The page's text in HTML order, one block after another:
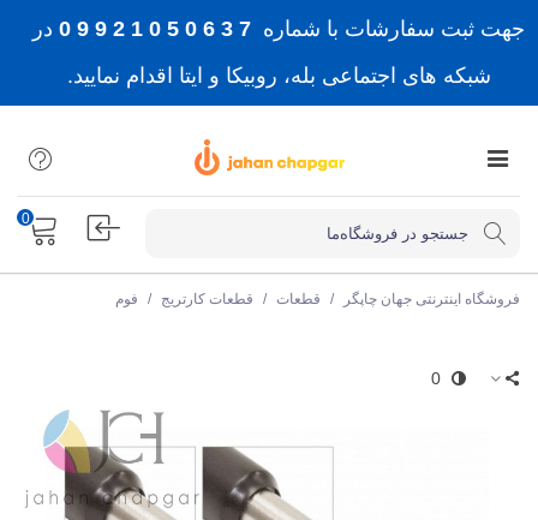
جهت ثبت سفارشات با شماره 7 3 6 0 5 0 1 2 9 9 0
در
شبکه های اجتماعی بله، روبیکا و ایتا اقدام نمایید.
0
فروشگاه اینترنتی جهان چاپگر / قطعات / قطعات کارتریج / فوم
0